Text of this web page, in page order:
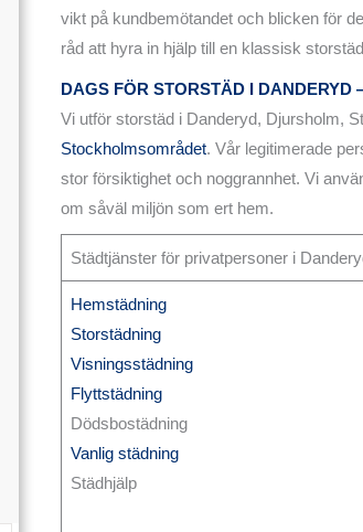
vikt på kundbemötandet och blicken för
råd att hyra in hjälp till en klassisk
DAGS FÖR STORSTÄD I
Vi utför storstäd i Danderyd, Djursholm,
Stockholmsområdet. Vår legitimerade
stor försiktighet och noggrannhet. Vi
om såväl miljön som ert hem.
Städtjänster för privatpersoner i
Hemstädning
Storstädning
Visningsstädning
Flyttstädning
Dödsbostädning
Vanlig städning
Städhjälp